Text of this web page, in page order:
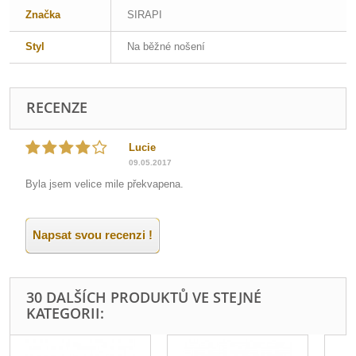
Značka SIRAPI
Styl Na běžné nošení
RECENZE
Lucie
09.05.2017
Byla jsem velice mile překvapena.
Napsat svou recenzi !
30 DALŠÍCH PRODUKTŮ VE STEJNÉ
KATEGORII: